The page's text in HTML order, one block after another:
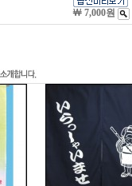
￦ 7,000원